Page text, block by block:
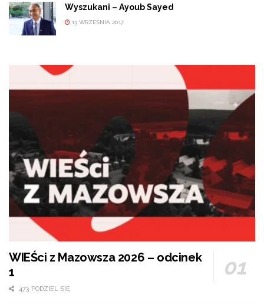
Wyszukani – Ayoub Sayed
13 WRZEŚNIA 2017
WIEŚci z Mazowsza 2026 – odcinek
1
473 PODZIEL SIĘ